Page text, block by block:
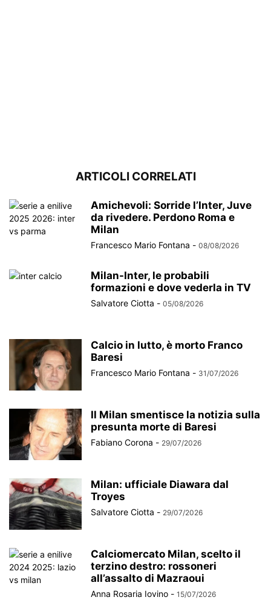
ARTICOLI CORRELATI
Amichevoli: Sorride l’Inter, Juve
da rivedere. Perdono Roma e
Milan
Francesco Mario Fontana - 08/08/2026
Milan-Inter, le probabili
formazioni e dove vederla in TV
Salvatore Ciotta - 05/08/2026
Calcio in lutto, è morto Franco
Baresi
Francesco Mario Fontana - 31/07/2026
Il Milan smentisce la notizia sulla
presunta morte di Baresi
Fabiano Corona - 29/07/2026
Milan: ufficiale Diawara dal
Troyes
Salvatore Ciotta - 29/07/2026
Calciomercato Milan, scelto il
terzino destro: rossoneri
all’assalto di Mazraoui
Anna Rosaria Iovino - 15/07/2026